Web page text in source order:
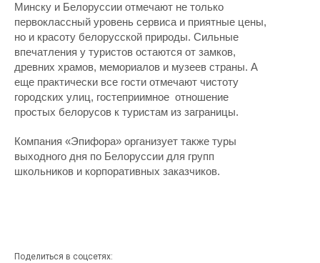
Минску и Белоруссии отмечают не только
первоклассный уровень сервиса и приятные цены,
но и красоту белорусской природы. Сильные
впечатления у туристов остаются от замков,
древних храмов, мемориалов и музеев страны. А
еще практически все гости отмечают чистоту
городских улиц, гостеприимное отношение
простых белорусов к туристам из заграницы.
Компания «Эпифора» организует также туры
выходного дня по Белоруссии для групп
школьников и корпоративных заказчиков.
Поделиться в соцсетях: